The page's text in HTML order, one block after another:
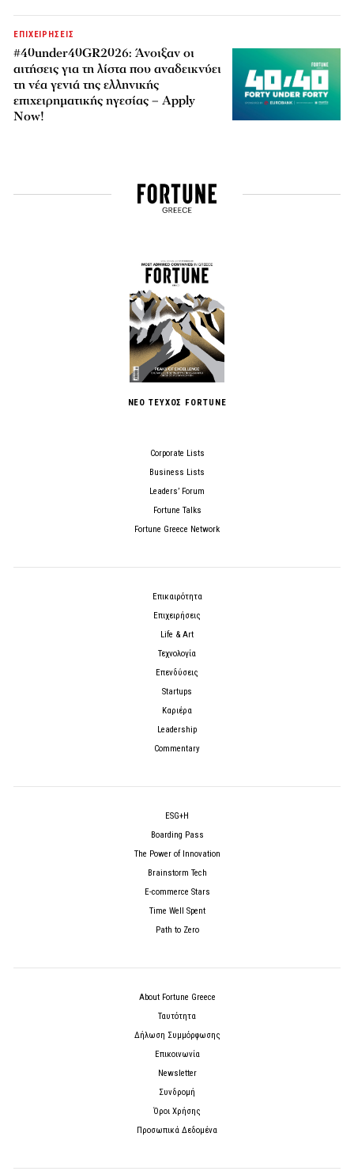
ΕΠΙΧΕΙΡΗΣΕΙΣ
#40under40GR2026: Άνοιξαν οι
αιτήσεις για τη λίστα που αναδεικνύει
τη νέα γενιά της ελληνικής
επιχειρηματικής ηγεσίας – Apply
Now!
ΝΕΟ ΤΕΥΧΟΣ FORTUNE
Corporate Lists
Business Lists
Leaders’ Forum
Fortune Talks
Fortune Greece Network
Επικαιρότητα
Επιχειρήσεις
Life & Art
Τεχνολογία
Επενδύσεις
Startups
Καριέρα
Leadership
Commentary
ESG+H
Boarding Pass
The Power of Innovation
Brainstorm Tech
E-commerce Stars
Time Well Spent
Path to Zero
About Fortune Greece
Ταυτότητα
Δήλωση Συμμόρφωσης
Επικοινωνία
Newsletter
Συνδρομή
Όροι Χρήσης
Προσωπικά Δεδομένα